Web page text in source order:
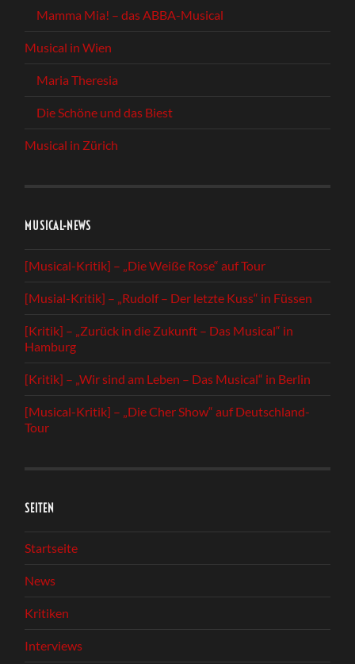
Mamma Mia! – das ABBA-Musical
Musical in Wien
Maria Theresia
Die Schöne und das Biest
Musical in Zürich
MUSICAL-NEWS
[Musical-Kritik] – „Die Weiße Rose“ auf Tour
[Musial-Kritik] – „Rudolf – Der letzte Kuss“ in Füssen
[Kritik] – „Zurück in die Zukunft – Das Musical“ in
Hamburg
[Kritik] – „Wir sind am Leben – Das Musical“ in Berlin
[Musical-Kritik] – „Die Cher Show“ auf Deutschland-
Tour
SEITEN
Startseite
News
Kritiken
Interviews